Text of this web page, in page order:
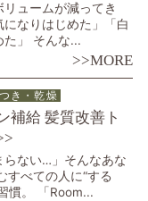
リュームが減ってき
なりはじめた」「白
た」 そんな...
>>MORE
き・乾燥
補給 髪質改善ト
らない…」そんなあな
すべての人に“する
慣。 「Room...